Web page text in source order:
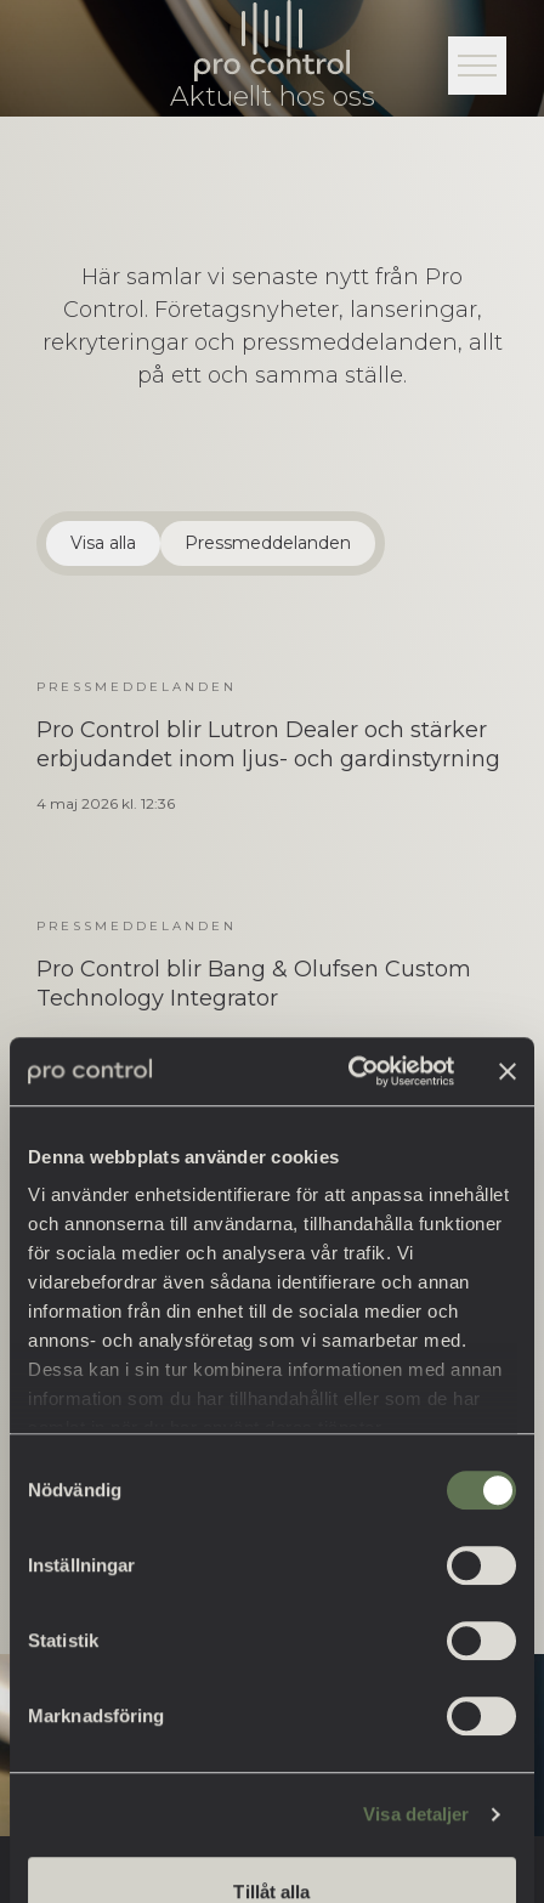
Denna webbplats använder cookies
Vi använder enhetsidentifierare för att anpassa innehållet
och annonserna till användarna, tillhandahålla funktioner
för sociala medier och analysera vår trafik. Vi
vidarebefordrar även sådana identifierare och annan
information från din enhet till de sociala medier och
annons- och analysföretag som vi samarbetar med.
Dessa kan i sin tur kombinera informationen med annan
information som du har tillhandahållit eller som de har
Nödvändig
Inställningar
Statistik
Marknadsföring
Visa detaljer
Tillåt alla
Aktuellt hos oss
Här samlar vi senaste nytt från Pro
Control. Företagsnyheter, lanseringar,
rekryteringar och pressmeddelanden, allt
på ett och samma ställe.
Visa alla Pressmeddelanden
PRESSMEDDELANDEN
Pro Control blir Lutron Dealer och stärker
erbjudandet inom ljus- och gardinstyrning
4 maj 2026 kl. 12:36
PRESSMEDDELANDEN
Pro Control blir Bang & Olufsen Custom
Technology Integrator
29 april 2026 kl. 07:58
PRESSMEDDELANDEN
Ny destination för ljusupplevelser – Occhio
Gallery by Pro Control öppnar i Stockholm
16 januari 2026 kl. 08:56
PRESSMEDDELANDEN
och Eliot Protect blir ett